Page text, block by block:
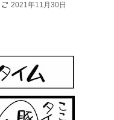
2021年11月30日